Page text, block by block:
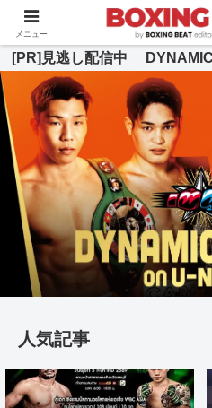
BOXING BEAT [ボクシン
[PR]見逃し配信中
人気記事
メニュー